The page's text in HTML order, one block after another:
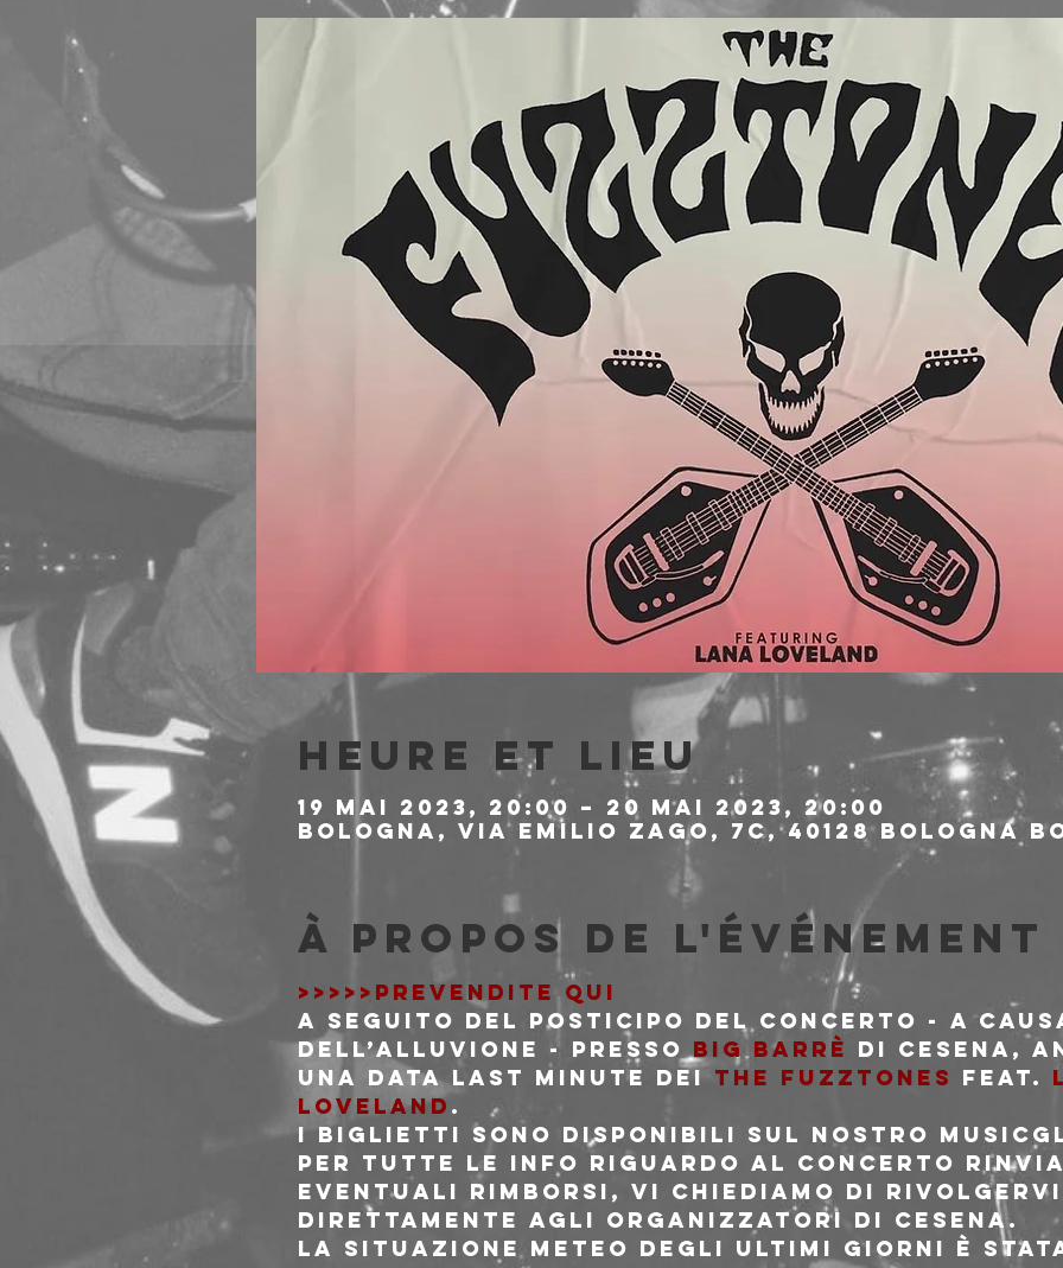
Heure et lieu
19 mai 2023, 20:00 – 20 mai 2023, 20:00
Bologna, Via Emilio Zago, 7c, 40128 Bologna
À propos de l'événement
>>>>>PREVENDITE QUI
A seguito del posticipo del concerto - a
dell’alluvione - presso Big Barrè di Cesena,
una data last minute dei The Fuzztones feat.
Loveland .
I biglietti sono disponibili sul nostro
Per tutte le info riguardo al concerto
eventuali rimborsi, vi chiediamo di
direttamente agli organizzatori di Cesena.
La situazione meteo degli ultimi giorni è